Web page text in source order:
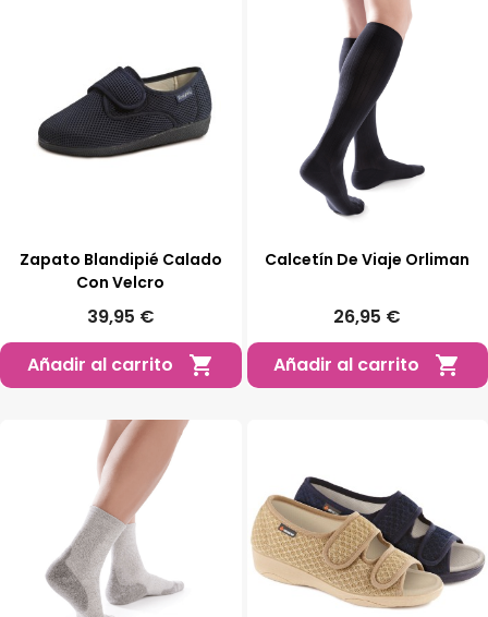
Zapato Blandipié Calado
Con Velcro
39,95 €
Añadir al carrito

Calcetín De Viaje Orliman
26,95 €
Añadir al carrito
